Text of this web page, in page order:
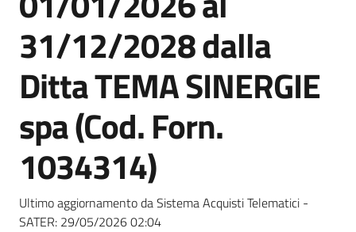
31/12/2028 dalla
Ditta TEMA SINERGIE
spa (Cod. Forn.
1034314)
Ultimo aggiornamento da Sistema Acquisti Telematici -
SATER: 29/05/2026 02:04